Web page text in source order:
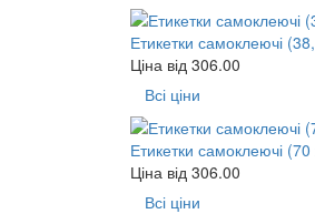
Етикетки самоклеючі
Ціна від 306.00
Всі ціни
Етикетки самоклеючі
Ціна від 306.00
Всі ціни